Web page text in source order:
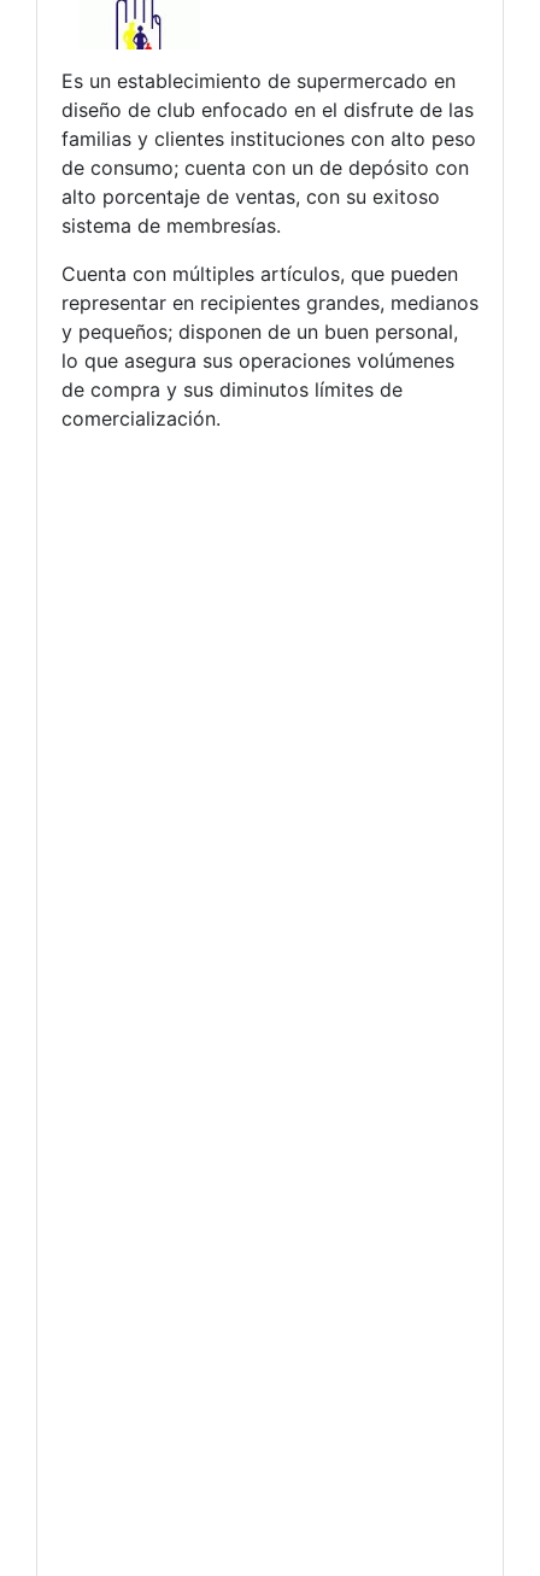
Es un establecimiento de supermercado en
diseño de club enfocado en el disfrute de las
familias y clientes instituciones con alto peso
de consumo; cuenta con un de depósito con
alto porcentaje de ventas, con su exitoso
sistema de membresías.
Cuenta con múltiples artículos, que pueden
representar en recipientes grandes, medianos
y pequeños; disponen de un buen personal,
lo que asegura sus operaciones volúmenes
de compra y sus diminutos límites de
comercialización.